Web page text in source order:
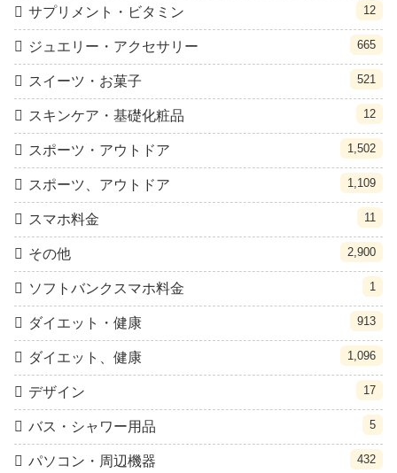
サプリメント・ビタミン 12
ジュエリー・アクセサリー 665
スイーツ・お菓子 521
スキンケア・基礎化粧品 12
スポーツ・アウトドア 1,502
スポーツ、アウトドア 1,109
スマホ料金 11
その他 2,900
ソフトバンクスマホ料金 1
ダイエット・健康 913
ダイエット、健康 1,096
デザイン 17
バス・シャワー用品 5
パソコン・周辺機器 432